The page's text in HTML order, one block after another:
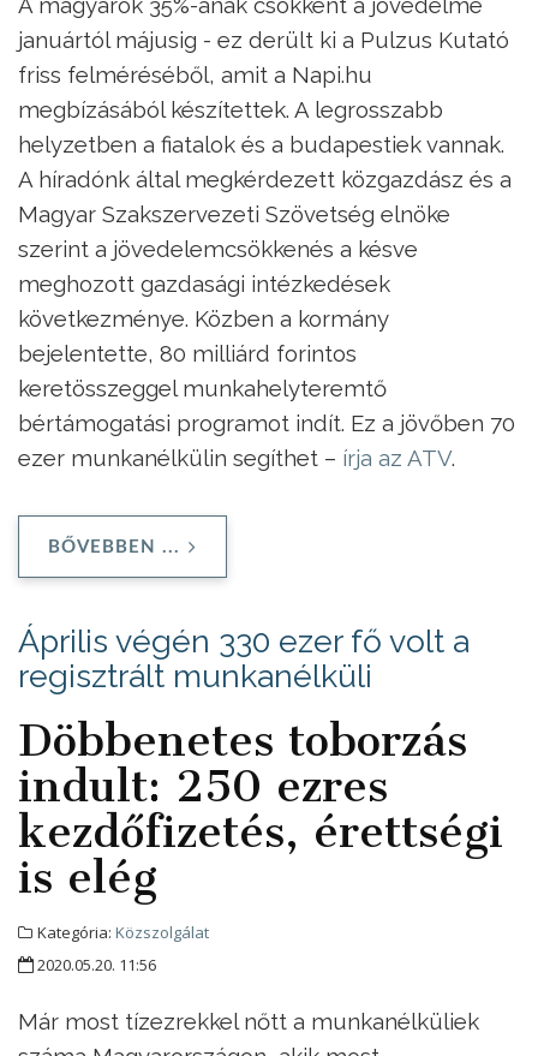
januártól májusig - ez derült ki a Pulzus Kutató
friss felméréséből, amit a Napi.hu
megbízásából készítettek. A legrosszabb
helyzetben a fiatalok és a budapestiek vannak.
A híradónk által megkérdezett közgazdász és a
Magyar Szakszervezeti Szövetség elnöke
szerint a jövedelemcsökkenés a késve
meghozott gazdasági intézkedések
következménye. Közben a kormány
bejelentette, 80 milliárd forintos
keretösszeggel munkahelyteremtő
bértámogatási programot indít. Ez a jövőben 70
ezer munkanélkülin segíthet – írja az ATV.
BŐVEBBEN ...
Április végén 330 ezer fő volt a
regisztrált munkanélküli
Döbbenetes toborzás
indult: 250 ezres
kezdőfizetés, érettségi
is elég
Kategória: Közszolgálat
2020.05.20. 11:56
Már most tízezrekkel nőtt a munkanélküliek